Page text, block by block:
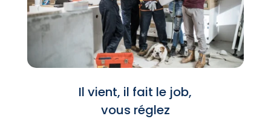
Il vient, il fait le job,
vous réglez